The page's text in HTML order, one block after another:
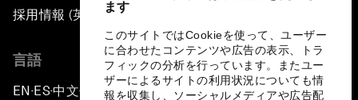
ます
このサイトではCookieを使って、ユーザー
に合わせたコンテンツや広告の表示、トラ
フィックの分析を行っています。またユー
ザーによるサイトの利用状況についても情
報を収集し、ソーシャルメディアや広告配
採用情報 (英語のみ)
言語
EN ▪ ES▪中文▪ 日本語